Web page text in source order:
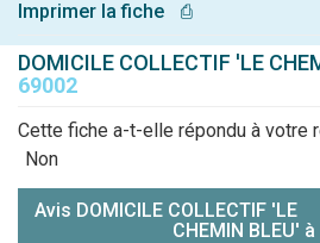
Imprimer la fiche
⎙
DOMICILE COLLECTIF 'LE
69002
Cette fiche a-t-elle répondu à votre
Non
Avis DOMICILE COLLECTIF 'LE
CHEMIN BLEU'